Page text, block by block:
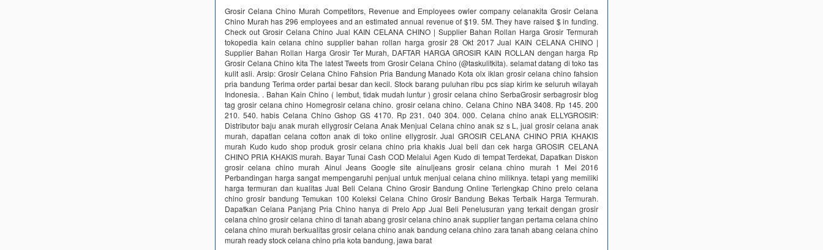
Grosir Celana Chino Murah Competitors, Revenue and Employees owler company celanakita Grosir Celana
Chino Murah has 296 employees and an estimated annual revenue of $19. 5M. They have raised $ in funding.
Check out Grosir Celana Chino Jual KAIN CELANA CHINO | Supplier Bahan Rollan Harga Grosir Termurah
tokopedia kain celana chino supplier bahan rollan harga grosir 28 Okt 2017 Jual KAIN CELANA CHINO |
Supplier Bahan Rollan Harga Grosir Ter Murah, DAFTAR HARGA GROSIR KAIN ROLLAN dengan harga Rp
Grosir Celana Chino kita The latest Tweets from Grosir Celana Chino (@taskulitkita). selamat datang di toko tas
kulit asli. Arsip: Grosir Celana Chino Fahsion Pria Bandung Manado Kota olx iklan grosir celana chino fahsion
pria bandung Terima order partai besar dan kecil. Stock barang puluhan ribu pcs siap kirim ke seluruh wilayah
Indonesia. . Bahan Kain Chino ( lembut, tidak mudah luntur ) grosir celana chino SerbaGrosir serbagrosir blog
tag grosir celana chino Homegrosir celana chino. grosir celana chino. Celana Chino NBA 3408. Rp 145. 200
210. 540. habis Celana Chino Gshop GS 4170. Rp 231. 040 304. 000. Celana chino anak ELLYGROSIR:
Distributor baju anak murah ellygrosir Celana Anak Menjual Celana chino anak sz s L, jual grosir celana anak
murah, dapatlan celana cotton anak di toko online ellygrosir. Jual GROSIR CELANA CHINO PRIA KHAKIS
murah Kudo kudo shop produk grosir celana chino pria khakis Jual beli dan cek harga GROSIR CELANA
CHINO PRIA KHAKIS murah. Bayar Tunai Cash COD Melalui Agen Kudo di tempat Terdekat, Dapatkan Diskon
grosir celana chino murah Ainul Jeans Google site ainuljeans grosir celana chino murah 1 Mei 2016
Perbandingan harga sangat mempengaruhi penjual untuk menjual celana chino miliknya. tetapi yang memiliki
harga termuran dan kualitas Jual Beli Celana Chino Grosir Bandung Online Terlengkap Chino prelo celana
chino grosir bandung Temukan 100 Koleksi Celana Chino Grosir Bandung Bekas Terbaik Harga Termurah.
Dapatkan Celana Panjang Pria Chino hanya di Prelo App Jual Beli Penelusuran yang terkait dengan grosir
celana chino grosir celana chino di tanah abang grosir celana chino anak supplier tangan pertama celana chino
celana chino murah berkualitas grosir celana chino anak bandung celana chino zara tanah abang celana chino
murah ready stock celana chino pria kota bandung, jawa barat